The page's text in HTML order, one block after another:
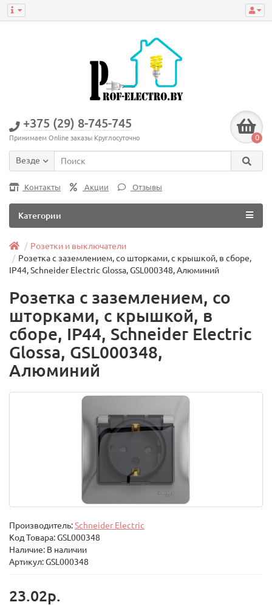
+375 (29) 8-745-745
Принимаем Online заказы Круглосуточно 0
Везде
Контакты Акции Отзывы
Категории
Розетки и выключатели
Розетка с заземлением, со шторками, с крышкой, в сборе,
IP44, Schneider Electric Glossa, GSL000348, Алюминий
Розетка с заземлением, со
шторками, с крышкой, в
сборе, IP44, Schneider Electric
Glossa, GSL000348,
Алюминий
Производитель:Schneider Electric
Код Товара:GSL000348
Наличие: В наличии
Артикул: GSL000348
23.02р.